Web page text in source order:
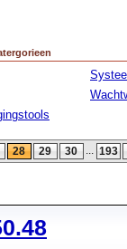
28 29 30 ... 193